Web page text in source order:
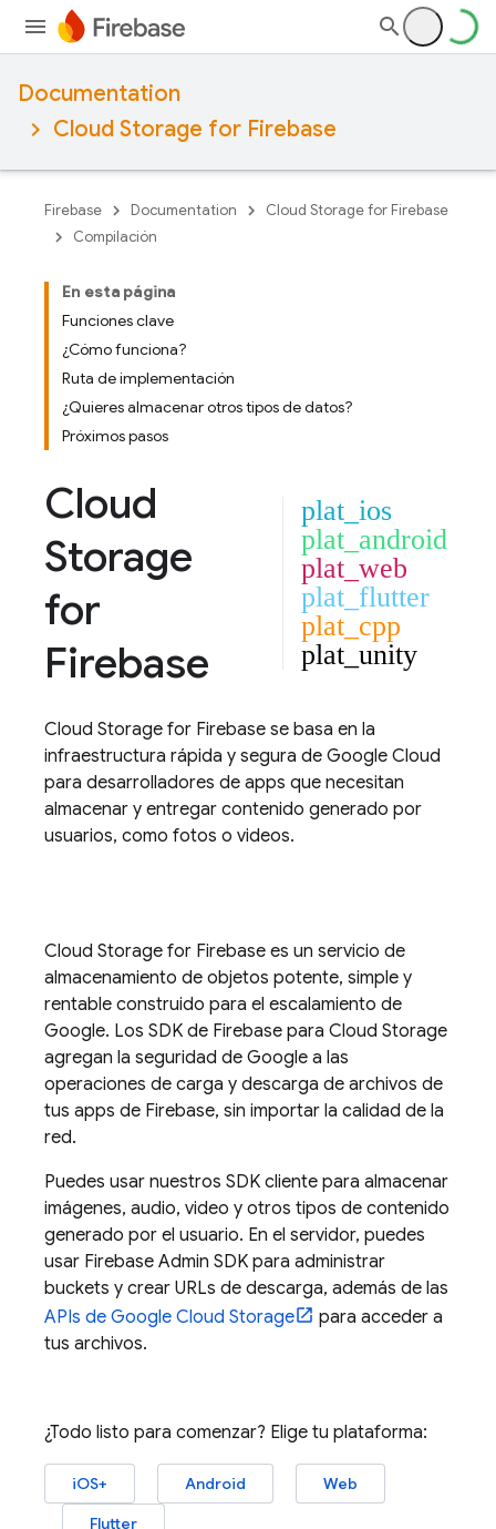
Documentation
Cloud Storage for Firebase
Firebase Documentation
Cloud Storage for Firebase
Compilación
En esta página
Funciones clave
¿Cómo funciona?
Ruta de implementación
¿Quieres almacenar otros tipos de datos?
Próximos pasos
Cloud
Storage
for
Firebase
plat_ios
plat_android
plat_web
plat_flutter
plat_cpp
plat_unity
Cloud Storage for Firebase se basa en la
infraestructura rápida y segura de Google Cloud
para desarrolladores de apps que necesitan
almacenar y entregar contenido generado por
usuarios, como fotos o videos.
Cloud Storage for Firebase es un servicio de
almacenamiento de objetos potente, simple y
rentable construido para el escalamiento de
Google. Los SDK de Firebase para Cloud Storage
agregan la seguridad de Google a las
operaciones de carga y descarga de archivos de
tus apps de Firebase, sin importar la calidad de la
red.
Puedes usar nuestros SDK cliente para almacenar
imágenes, audio, video y otros tipos de contenido
generado por el usuario. En el servidor, puedes
usar Firebase Admin SDK para administrar
buckets y crear URLs de descarga, además de las
APIs de Google Cloud Storage
para acceder a
tus archivos.
¿Todo listo para comenzar? Elige tu plataforma:
iOS+ Android
Web
Flutter